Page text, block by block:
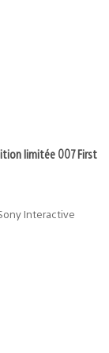
limitée 007 First
Interactive